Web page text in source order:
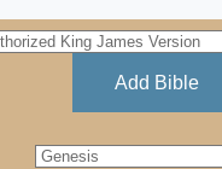
Add Bible